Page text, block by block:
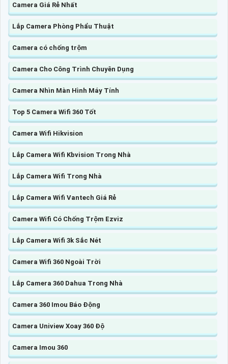
Camera Giá Rẻ Nhất
Lắp Camera Phòng Phẩu Thuật
Camera có chống trộm
Camera Cho Công Trình Chuyên Dụng
Camera Nhìn Màn Hình Máy Tính
Top 5 Camera Wifi 360 Tốt
Camera Wifi Hikvision
Lắp Camera Wifi Kbvision Trong Nhà
Lắp Camera Wifi Trong Nhà
Lắp Camera Wifi Vantech Giá Rẻ
Camera Wifi Có Chống Trộm Ezviz
Lắp Camera Wifi 3k Sắc Nét
Camera Wifi 360 Ngoài Trời
Lắp Camera 360 Dahua Trong Nhà
Camera 360 Imou Báo Động
Camera Uniview Xoay 360 Độ
Camera Imou 360